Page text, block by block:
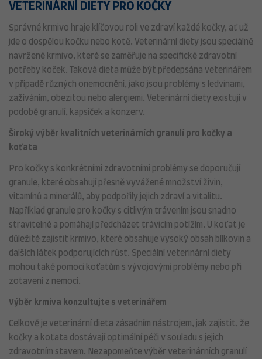
VETERINÁRNÍ DIETY PRO KOČKY
Správné krmivo hraje klíčovou roli ve zdraví každé kočky, ať už
jde o dospělou kočku nebo kotě. Veterinární diety jsou speciálně
navržené krmivo, které se zaměřuje na specifické zdravotní
potřeby koček. Taková dieta může být předepsána veterinářem
v případě různých onemocnění, jako jsou problémy s ledvinami,
zažíváním, obezitou nebo alergiemi. Veterinární diety existují v
podobě granulí, kapsiček a konzerv.
Široký výběr kvalitních veterinárních granulí pro kočky a
koťata
Pro kočky s konkrétními zdravotními problémy se doporučují
granule, které obsahují přesně vyvážené množství živin,
vitamínů a minerálů, aby podpořily jejich zdraví a vitalitu.
Například granule pro kočky s citlivým trávením jsou snadno
stravitelné a pomáhají předcházet trávicím potížím. U koťat je
důležité zajistit krmivo, které obsahuje vysoký obsah bílkovin a
dalších látek podporujících růst. Speciální veterinární diety
mohou také pomoci koťatům s vývojovými problémy nebo při
zotavení z nemocí.
Výběr krmiva konzultujte s veterinářem
Celkově je veterinární dieta zásadním nástrojem, jak zajistit, že
kočky a koťata dostávají optimální péči v souladu s jejich
zdravotním stavem. Nezapomeňte výběr veterinárních granulí